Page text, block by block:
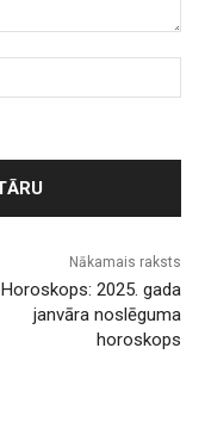
Nākamais raksts
Horoskops: 2025. gada
janvāra noslēguma
horoskops